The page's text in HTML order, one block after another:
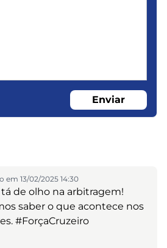
Enviar
em 13/02/2025 14:30
de olho na arbitragem!
saber o que acontece nos
#ForçaCruzeiro